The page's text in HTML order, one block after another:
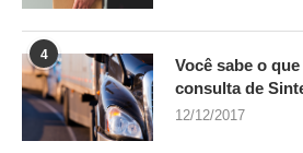
4
Você sabe o
consulta de
12/12/2017